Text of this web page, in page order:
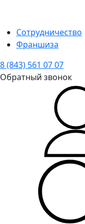
Сотрудничество
Франшиза
8 (843) 561 07 07
Обратный звонок